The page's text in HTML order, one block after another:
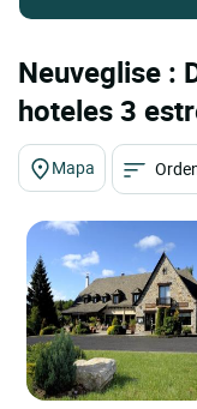
Neuveglise :
hoteles 3
Mapa